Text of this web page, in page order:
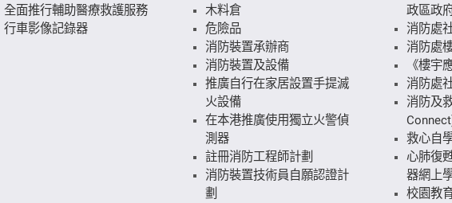
全面推行輔助醫療救護服務
行車影像記錄器
木料倉
危險品
消防裝置承辦商
消防裝置及設備
推廣自行在家居設置手提滅
火設備
在本港推廣使用獨立火警偵
測器
註冊消防工程師計劃
消防裝置技術員自願認證計
劃
政區政
消防處
消防處
《樓宇
消防處
消防及
救心自
心肺復
器網上
校園教